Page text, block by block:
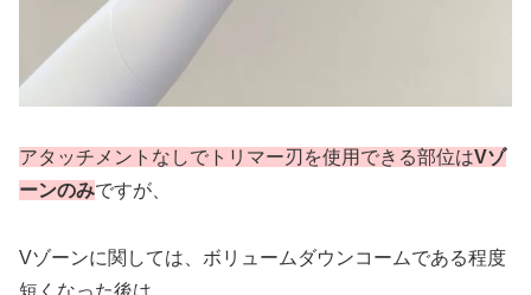
アタッチメントなしでトリマー刃を使用できる部位はVゾ
ーンのみですが、
Vゾーンに関しては、ボリュームダウンコームである程度
短くなった後は